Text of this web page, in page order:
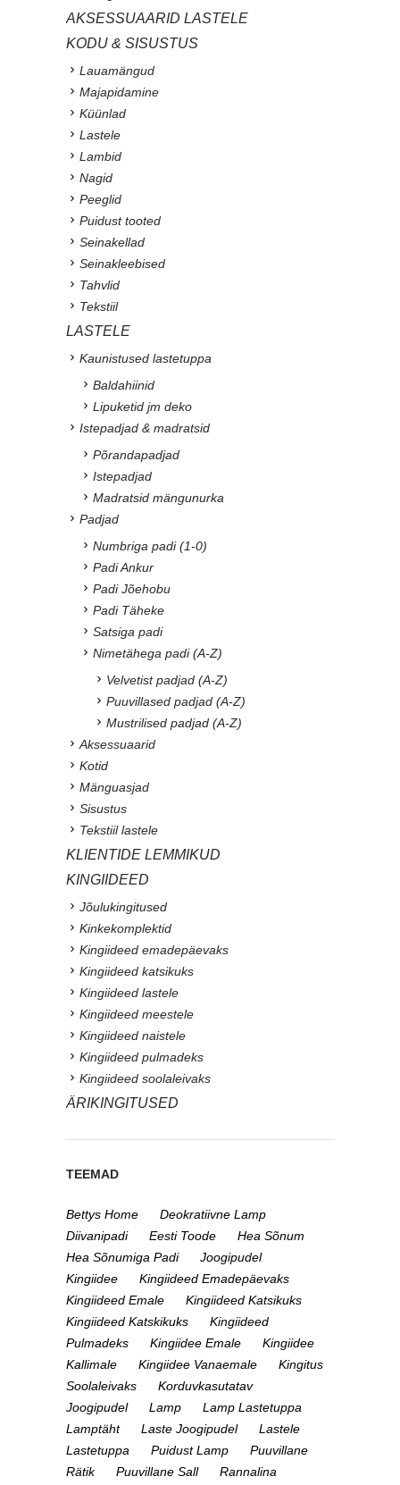
AKSESSUAARID LASTELE
KODU & SISUSTUS
Lauamängud
Majapidamine
Küünlad
Lastele
Lambid
Nagid
Peeglid
Puidust tooted
Seinakellad
Seinakleebised
Tahvlid
Tekstiil
LASTELE
Kaunistused lastetuppa
Baldahiinid
Lipuketid jm deko
Istepadjad & madratsid
Põrandapadjad
Istepadjad
Madratsid mängunurka
Padjad
Numbriga padi (1-0)
Padi Ankur
Padi Jõehobu
Padi Täheke
Satsiga padi
Nimetähega padi (A-Z)
Velvetist padjad (A-Z)
Puuvillased padjad (A-Z)
Mustrilised padjad (A-Z)
Aksessuaarid
Kotid
Mänguasjad
Sisustus
Tekstiil lastele
KLIENTIDE LEMMIKUD
KINGIIDEED
Jõulukingitused
Kinkekomplektid
Kingiideed emadepäevaks
Kingiideed katsikuks
Kingiideed lastele
Kingiideed meestele
Kingiideed naistele
Kingiideed pulmadeks
Kingiideed soolaleivaks
ÄRIKINGITUSED
TEEMAD
Bettys Home
Deokratiivne Lamp
Diivanipadi
Eesti Toode
Hea Sõnum
Hea Sõnumiga Padi
Joogipudel
Kingiidee
Kingiideed Emadepäevaks
Kingiideed Emale
Kingiideed Katsikuks
Kingiideed Katskikuks
Kingiideed
Pulmadeks
Kingiidee Emale
Kingiidee
Kallimale
Kingiidee Vanaemale
Kingitus
Soolaleivaks
Korduvkasutatav
Joogipudel
Lamp
Lamp Lastetuppa
Lamptäht
Laste Joogipudel
Lastele
Lastetuppa
Puidust Lamp
Puuvillane
Rätik
Puuvillane Sall
Rannalina